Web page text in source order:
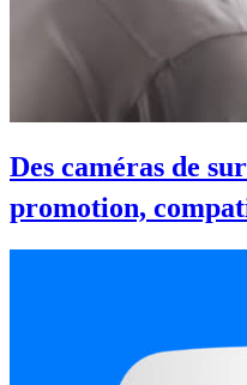
Des caméras de
promotion,